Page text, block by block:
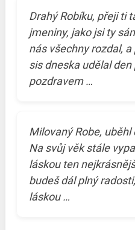
Drahý Robíku, přeji ti
jmeniny, jako jsi ty
nás všechny rozdal,
sis dneska udělal
pozdravem …
Milovaný Robe, uběhl
Na svůj věk stále
láskou ten
budeš dál plný
láskou …